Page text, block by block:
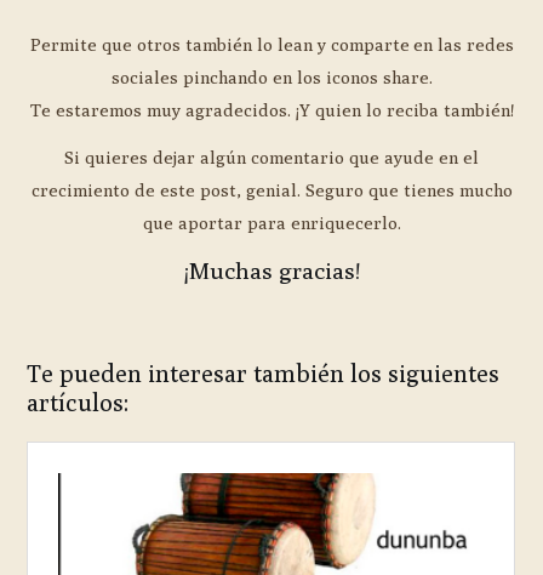
Permite que otros también lo lean y comparte en las redes
sociales pinchando en los iconos share.
Te estaremos muy agradecidos. ¡Y quien lo reciba también!
Si quieres dejar algún comentario que ayude en el
crecimiento de este post, genial. Seguro que tienes mucho
que aportar para enriquecerlo.
¡Muchas gracias!
Te pueden interesar también los siguientes
artículos: